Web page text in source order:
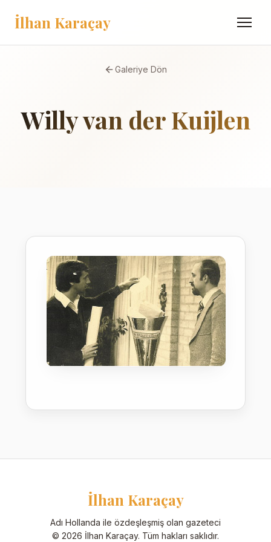
İlhan Karaçay Menü
Galeriye Dön
Willy van der Kuijlen
İlhan Karaçay
Adı Hollanda ile özdeşleşmiş olan gazeteci
© 2026 İlhan Karaçay. Tüm hakları saklıdır.